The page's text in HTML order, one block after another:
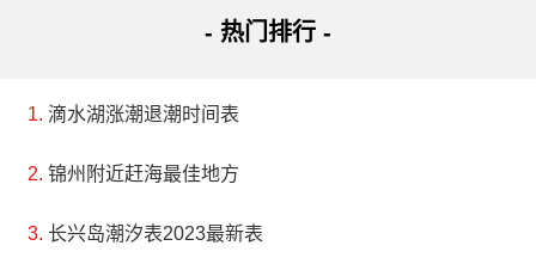
- 热门排行 -
滴水湖涨潮退潮时间表
锦州附近赶海最佳地方
长兴岛潮汐表2023最新表